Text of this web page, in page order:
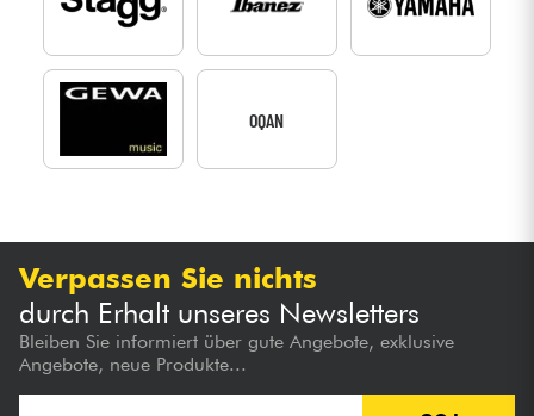
OQAN
Verpassen Sie nichts
durch Erhalt unseres Newsletters
Bleiben Sie informiert über gute Angebote, exklusive
Angebote, neue Produkte...